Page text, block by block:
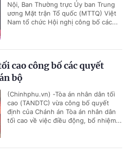
Nội, Ban Thường trực Ủy ban Trung
ương Mặt trận Tổ quốc (MTTQ) Việt
Nam tổ chức Hội nghị công bố các...
cao công bố các quyết
bộ
(Chinhphu.vn) -Tòa án nhân dân tối
cao (TANDTC) vừa công bố quyết
định của Chánh án Tòa án nhân dân
tối cao về việc điều động, bổ nhiệm...